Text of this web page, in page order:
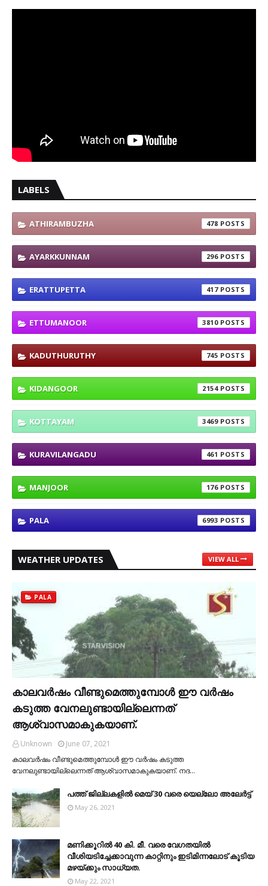
LABELS
ATHIRAMBUZHA 478
AYARKKUNNAM 296
ERATTUPETTA 417
ETTUMANOOR 3810
KADUTHURUTHY 745
KIDANGOOR 2154
KOTTAYAM 3469
KURAVILANGADU 461
MANJOOR 176
PALA 6993
WEATHER UPDATES VIEW ALL
PALA
കാലവര്‍ഷം വീണ്ടുമെത്തുമ്പോള്‍ ഈ വര്‍ഷം
കടുത്ത വേനലുണ്ടായില്ലെന്നത്
ആശ്വാസമാകുകയാണ്.
Unknown
June 07, 2021
കാലവര്‍ഷം വീണ്ടുമെത്തുമ്പോള്‍ ഈ വര്‍ഷം കടുത്ത
വേനലുണ്ടായില്ലെന്നത് ആശ്വാസമാകുകയാണ്. നദ…
പത്ത് ജില്ലകളില്‍ മെയ് 30 വരെ യെല്ലോ അലേര്‍ട്ട്
May 26, 2021
മണിക്കൂറിൽ 40 കി. മീ. വരെ വേഗതയിൽ
വീശിയടിച്ചേക്കാവുന്ന കാറ്റിനും ഇടിമിന്നലോട് കൂടിയ
മഴയ്ക്കും സാധ്യത.
May 22, 2021